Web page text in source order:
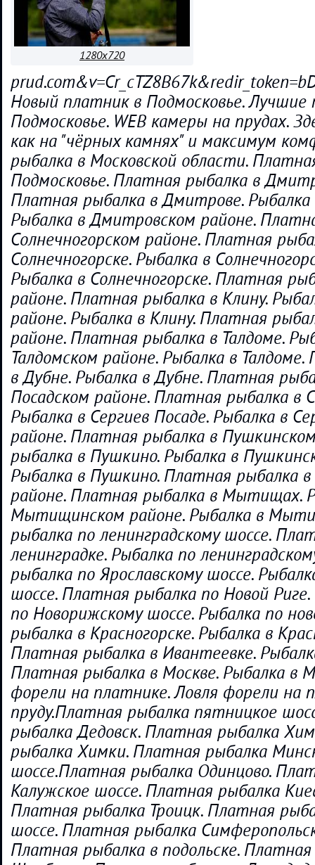
1280x720
Новый платник в Подмосковье.
Подмосковье. WEB камеры на прудах.
как на "чёрных камнях" и максимум
рыбалка в Московской области.
Подмосковье. Платная рыбалка в
Платная рыбалка в Дмитрове.
Рыбалка в Дмитровском районе.
Солнечногорском районе. Платная
Солнечногорске. Рыбалка в
Рыбалка в Солнечногорске. Платная
районе. Платная рыбалка в Клину.
районе. Рыбалка в Клину. Платная
районе. Платная рыбалка в Талдоме.
Талдомском районе. Рыбалка в
в Дубне. Рыбалка в Дубне. Платная
Посадском районе. Платная рыбалка в
Рыбалка в Сергиев Посаде. Рыбалка в
районе. Платная рыбалка в
рыбалка в Пушкино. Рыбалка в
Рыбалка в Пушкино. Платная рыбалка
районе. Платная рыбалка в Мытищах.
Мытищинском районе. Рыбалка в
рыбалка по ленинградскому шоссе.
ленинградке. Рыбалка по
рыбалка по Ярославскому шоссе.
шоссе. Платная рыбалка по Новой
по Новорижскому шоссе. Рыбалка по
рыбалка в Красногорске. Рыбалка в
Платная рыбалка в Ивантеевке.
Платная рыбалка в Москве. Рыбалка в
форели на платнике. Ловля форели на
пруду.Платная рыбалка пятницкое
рыбалка Дедовск. Платная рыбалка
рыбалка Химки. Платная рыбалка
шоссе.Платная рыбалка Одинцово.
Калужское шоссе. Платная рыбалка
Платная рыбалка Троицк. Платная
шоссе. Платная рыбалка
Платная рыбалка в подольске.